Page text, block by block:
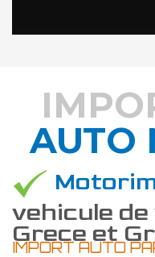
AUTO
vehicule
Grece et
IMPORT AUTO